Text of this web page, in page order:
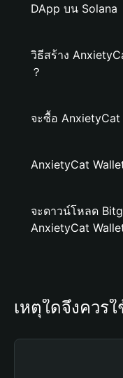
DApp บน Solana
วิธีสร้าง
？
จะซื้อ AnxietyCat
AnxietyCat
จะดาวน์โหลด
AnxietyCat
เหตุใดจึงควร